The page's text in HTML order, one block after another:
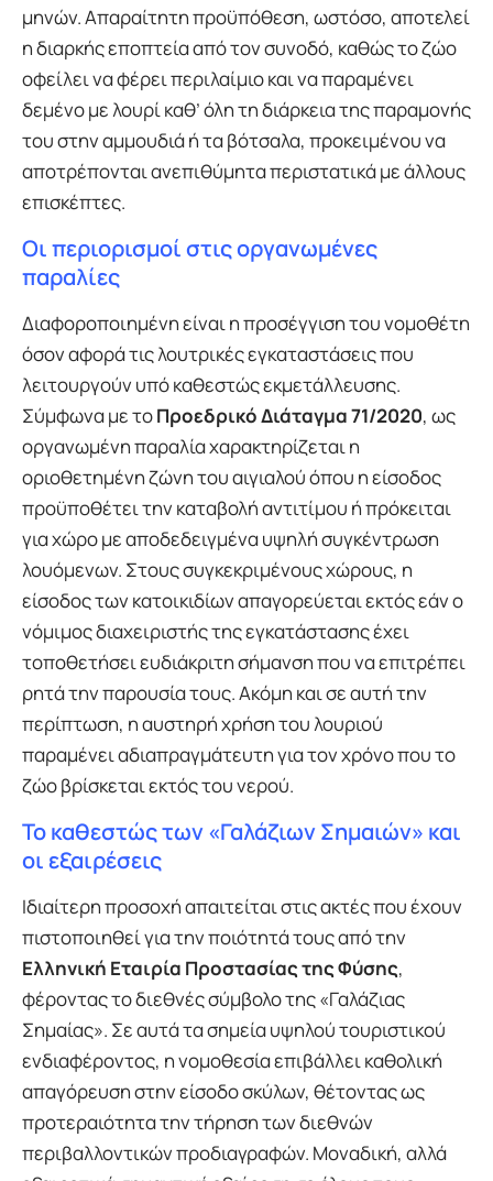
μηνών. Απαραίτητη προϋπόθεση, ωστόσο, αποτελεί
η διαρκής εποπτεία από τον συνοδό, καθώς το ζώο
οφείλει να φέρει περιλαίμιο και να παραμένει
δεμένο με λουρί καθ’ όλη τη διάρκεια της παραμονής
του στην αμμουδιά ή τα βότσαλα, προκειμένου να
αποτρέπονται ανεπιθύμητα περιστατικά με άλλους
επισκέπτες.
Οι περιορισμοί στις οργανωμένες
παραλίες
Διαφοροποιημένη είναι η προσέγγιση του νομοθέτη
όσον αφορά τις λουτρικές εγκαταστάσεις που
λειτουργούν υπό καθεστώς εκμετάλλευσης.
Σύμφωνα με τοΠροεδρικό Διάταγμα 71/2020, ως
οργανωμένη παραλία χαρακτηρίζεται η
οριοθετημένη ζώνη του αιγιαλού όπου η είσοδος
προϋποθέτει την καταβολή αντιτίμου ή πρόκειται
για χώρο με αποδεδειγμένα υψηλή συγκέντρωση
λουόμενων. Στους συγκεκριμένους χώρους, η
είσοδος των κατοικιδίων απαγορεύεται εκτός εάν ο
νόμιμος διαχειριστής της εγκατάστασης έχει
τοποθετήσει ευδιάκριτη σήμανση που να επιτρέπει
ρητά την παρουσία τους. Ακόμη και σε αυτή την
περίπτωση, η αυστηρή χρήση του λουριού
παραμένει αδιαπραγμάτευτη για τον χρόνο που το
ζώο βρίσκεται εκτός του νερού.
Το καθεστώς των «Γαλάζιων Σημαιών» και
οι εξαιρέσεις
Ιδιαίτερη προσοχή απαιτείται στις ακτές που έχουν
πιστοποιηθεί για την ποιότητά τους από την
Ελληνική Εταιρία Προστασίας της Φύσης,
φέροντας το διεθνές σύμβολο της «Γαλάζιας
Σημαίας». Σε αυτά τα σημεία υψηλού τουριστικού
ενδιαφέροντος, η νομοθεσία επιβάλλει καθολική
απαγόρευση στην είσοδο σκύλων, θέτοντας ως
προτεραιότητα την τήρηση των διεθνών
περιβαλλοντικών προδιαγραφών. Μοναδική, αλλά